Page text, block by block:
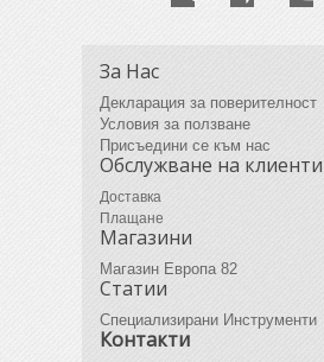
За Нас
Декларация за поверителност
Условия за ползване
Присъедини се към нас
Обслужване на клиенти
Доставка
Плащане
Магазини
Магазин Европа 82
Статии
Специализирани Инструменти
Контакти